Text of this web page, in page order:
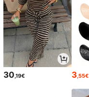
30 ,19€ 3,55€